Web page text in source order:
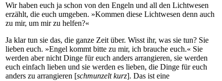
Wir haben euch ja schon von den Engeln und all den Lichtwesen
erzählt, die euch umgeben. »Kommen diese Lichtwesen denn auch
zu mir, um mir zu helfen?«
Ja klar tun sie das, die ganze Zeit über. Wisst ihr, was sie tun? Sie
lieben euch. »Engel kommt bitte zu mir, ich brauche euch.« Sie
werden aber nicht Dinge für euch anders arrangieren, sie werden
euch einfach lieben und sie werden es lieben, die Dinge für euch
anders zu arrangieren [schmunzelt kurz]. Das ist eine